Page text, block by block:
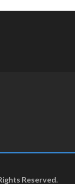
Reserved.